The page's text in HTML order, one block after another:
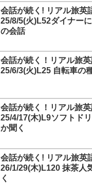
会話が続く! リアル旅英
25/8/5(火)L52ダイナー
の会話
会話が続く！リアル旅
25/6/3(火)L25 自転車の
会話が続く！リアル旅
25/4/17(木)L9ソフトド
か聞く
会話が続く! リアル旅英
26/1/29(木)L120 抹茶人
く